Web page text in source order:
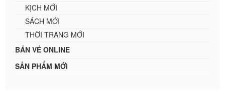
KỊCH MỚI
SÁCH MỚI
THỜI TRANG MỚI
BÁN VÉ ONLINE
SẢN PHẨM MỚI